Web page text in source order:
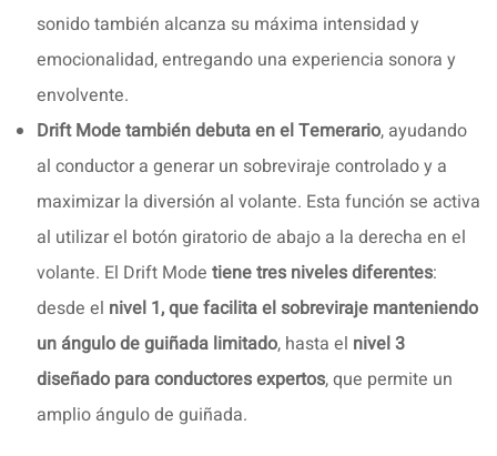
sonido también alcanza su máxima intensidad y
emocionalidad, entregando una experiencia sonora y
envolvente.
Drift Mode también debuta en el Temerario, ayudando
al conductor a generar un sobreviraje controlado y a
maximizar la diversión al volante. Esta función se activa
al utilizar el botón giratorio de abajo a la derecha en el
volante. El Drift Mode tiene tres niveles diferentes:
desde el nivel 1, que facilita el sobreviraje manteniendo
un ángulo de guiñada limitado, hasta el nivel 3
diseñado para conductores expertos, que permite un
amplio ángulo de guiñada.